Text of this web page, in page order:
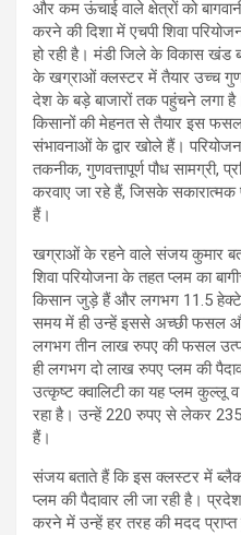
और कम ऊंचाई वाले क्षेत्रों को
करने की दिशा में एचपी शिवा
हो रही है। मंडी जिले के विकास
के खग्राओं क्लस्टर में तैयार उच्च
देश के बड़े बाजारों तक पहुंचने लगा
किसानों की मेहनत से तैयार इस
संभावनाओं के द्वार खोले हैं।
तकनीक, गुणवत्तापूर्ण पौध सामग्री,
करवाए जा रहे हैं, जिसके
हैं।
खग्राओं के रहने वाले संजय कुमार
शिवा परियोजना के तहत प्लम का
किसान जुड़े हैं और लगभग 11.5
समय में ही उन्हें इससे अच्छी फसल और
लगभग तीन लाख रुपए की फसल
ही लगभग दो लाख रुपए प्लम की
उत्कृष्ट क्वालिटी का यह प्लम कुल्लू
रहा है। उन्हें 220 रुपए से लेकर 235
हैं।
संजय बताते हैं कि इस क्लस्टर में
प्लम की पैदावार ली जा रही है।
करने में उन्हें हर तरह की मदद